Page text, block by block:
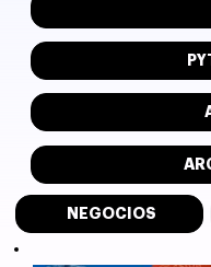
NEGOCIOS